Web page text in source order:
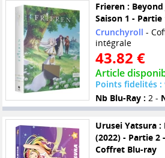
Frieren :
Saison 1 - Partie
Crunchyroll -
intégrale
43.82 €
Article
Points fidelités :
Nb Blu-Ray : 2 -
Urusei Yatsura :
(2022) - Partie 2
Coffret Blu-ray